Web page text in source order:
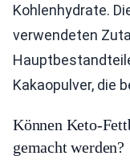
Kohlenhydrate.
verwendeten
Kakaopulver, die
Können Keto-
gemacht werden?